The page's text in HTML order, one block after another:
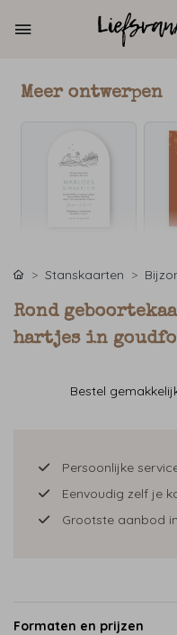
Meer ontwerpen
Stanskaarten
Rond
hartjes in
Bestel
Persoonlijke
Eenvoudig zelf je
Grootste aanbod
Formaten en prijzen